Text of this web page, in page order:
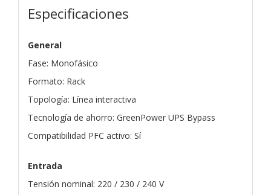
Especificaciones
General
Fase: Monofásico
Formato: Rack
Topología: Línea interactiva
Tecnología de ahorro: GreenPower UPS Bypass
Compatibilidad PFC activo: Sí
Entrada
Tensión nominal: 220 / 230 / 240 V